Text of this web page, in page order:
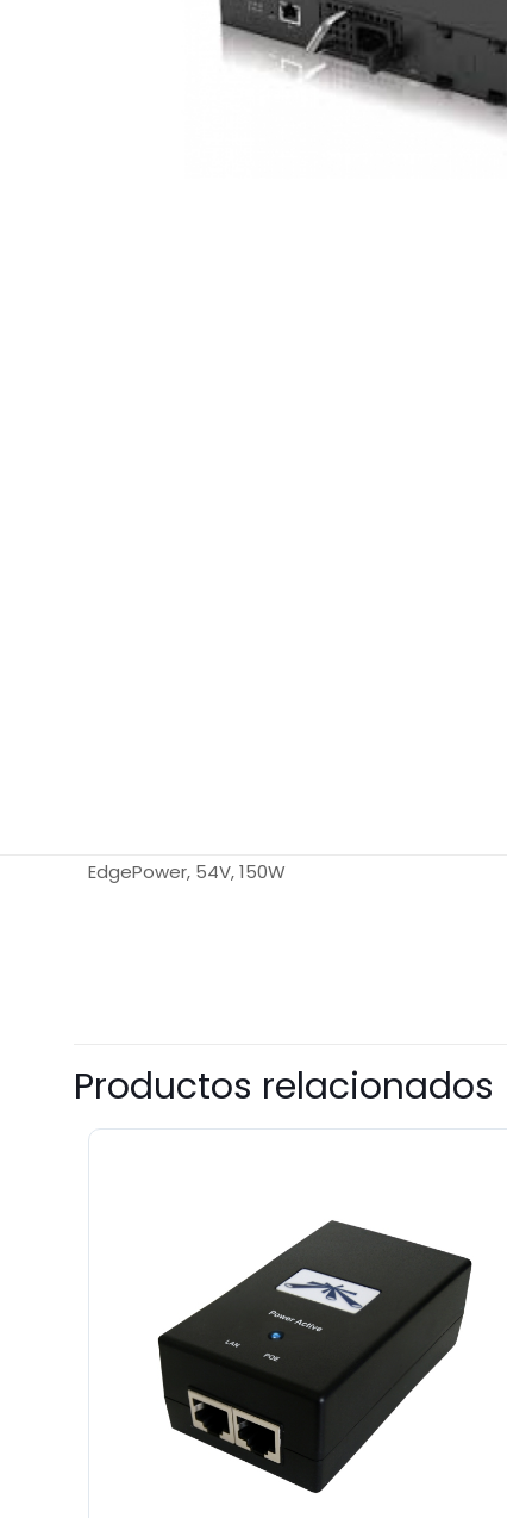
EdgePower, 54V, 150W
Productos relacionados